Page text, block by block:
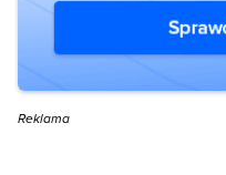
Reklama